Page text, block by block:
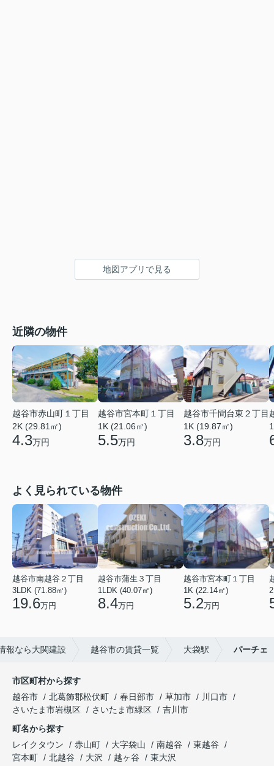
地図アプリで見る
近隣の物件
越谷市赤山町１丁目
2K (29.81㎡)
4.3万円
越谷市宮本町１丁目
1K (21.06㎡)
5.5万円
越谷市千間台東２丁目
1K (19.87㎡)
3.8万円
よく見られている物件
越谷市南越谷２丁目
3LDK (71.88㎡)
19.6万円
越谷市蒲生３丁目
1LDK (40.07㎡)
8.4万円
越谷市宮本町１丁目
1K (22.14㎡)
5.2万円
報なら大関建設 越谷市の賃貸一覧 大袋駅 パーチェ
市区町村から探す
越谷市
北葛飾郡松伏町 春日部市 草加市
川口市
さいたま市岩槻区
さいたま市緑区
吉川市
町名から探す
レイクタウン
赤山町 大字袋山 南越谷
東越谷
宮本町
北越谷 大沢 越ヶ谷
東大沢